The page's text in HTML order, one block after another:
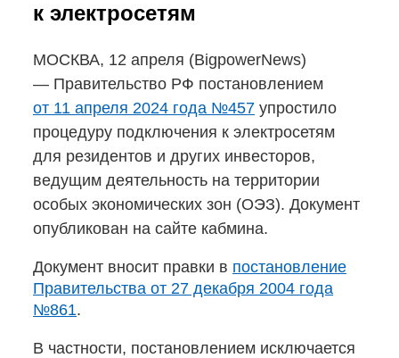
к электросетям
МОСКВА, 12 апреля (BigpowerNews)
— Правительство РФ постановлением
от 11 апреля 2024 года №457 упростило
процедуру подключения к электросетям
для резидентов и других инвесторов,
ведущим деятельность на территории
особых экономических зон (ОЭЗ). Документ
опубликован на сайте кабмина.
Документ вносит правки в постановление
Правительства от 27 декабря 2004 года
№861.
В частности, постановлением исключается